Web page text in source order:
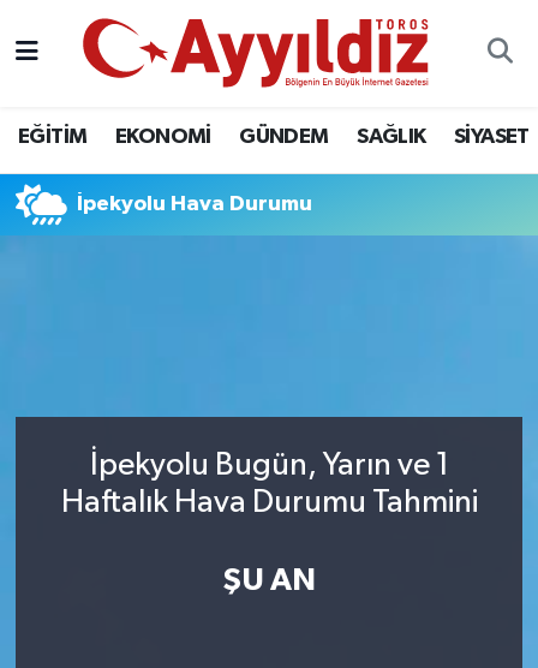
EĞİTİM EKONOMİ GÜNDEM SAĞLIK SİYASET
İpekyolu Hava Durumu
İpekyolu Bugün, Yarın ve 1
Haftalık Hava Durumu Tahmini
ŞU AN